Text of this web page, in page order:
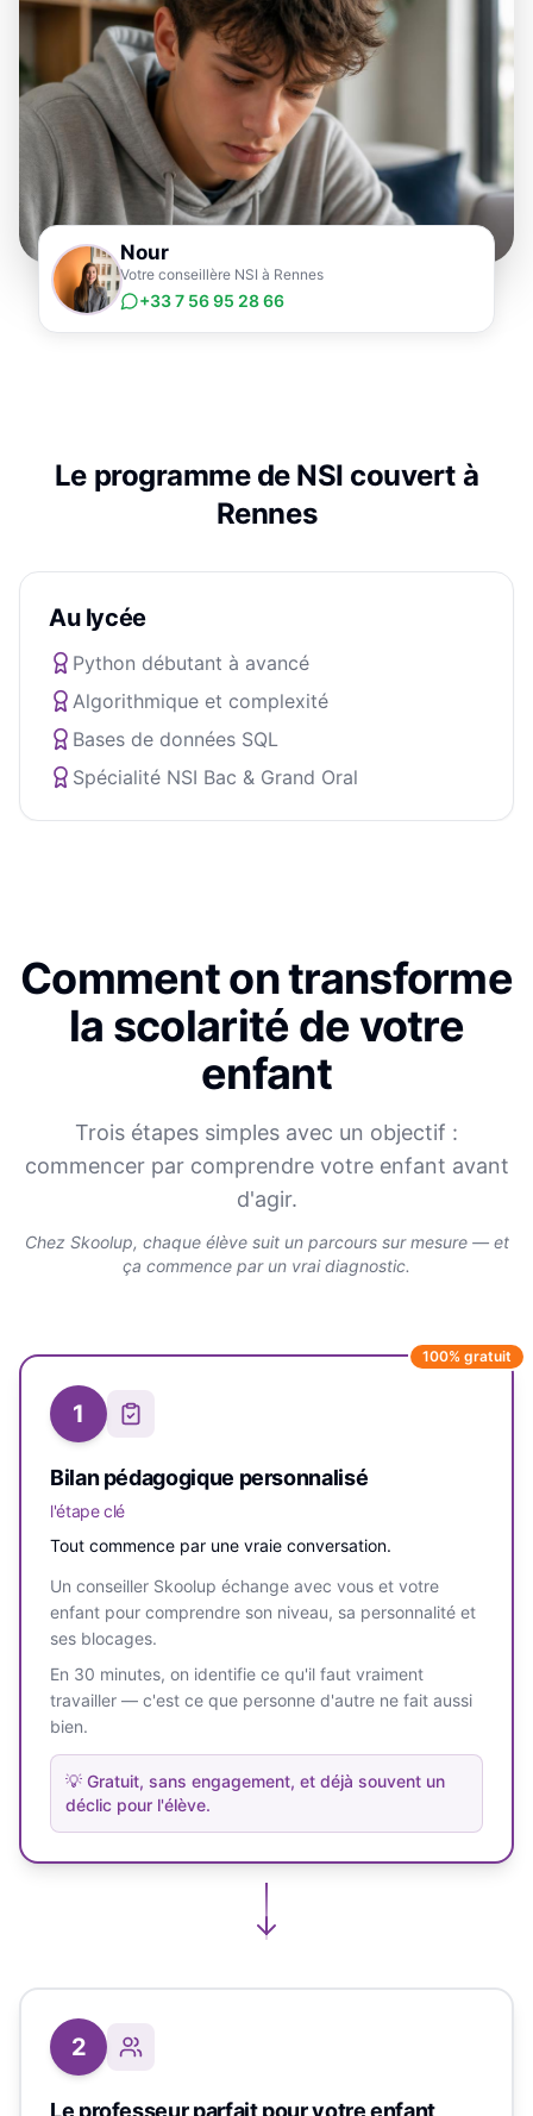
Nour
Votre conseillère NSI à Rennes
+33 7 56 95 28 66
Le programme de NSI couvert à
Rennes
Au lycée
Python débutant à avancé
Algorithmique et complexité
Bases de données SQL
Spécialité NSI Bac & Grand Oral
Comment on transforme
la scolarité de votre
enfant
Trois étapes simples avec un objectif :
commencer par comprendre votre enfant avant
d'agir.
Chez Skoolup, chaque élève suit un parcours sur mesure — et
ça commence par un vrai diagnostic.
100% gratuit
1
Bilan pédagogique personnalisé
l'étape clé
Tout commence par une vraie conversation.
Un conseiller Skoolup échange avec vous et votre
enfant pour comprendre son niveau, sa personnalité et
ses blocages.
En 30 minutes, on identifie ce qu'il faut vraiment
travailler — c'est ce que personne d'autre ne fait aussi
bien.
💡 Gratuit, sans engagement, et déjà souvent un
déclic pour l'élève.
2
Le professeur parfait pour votre enfant